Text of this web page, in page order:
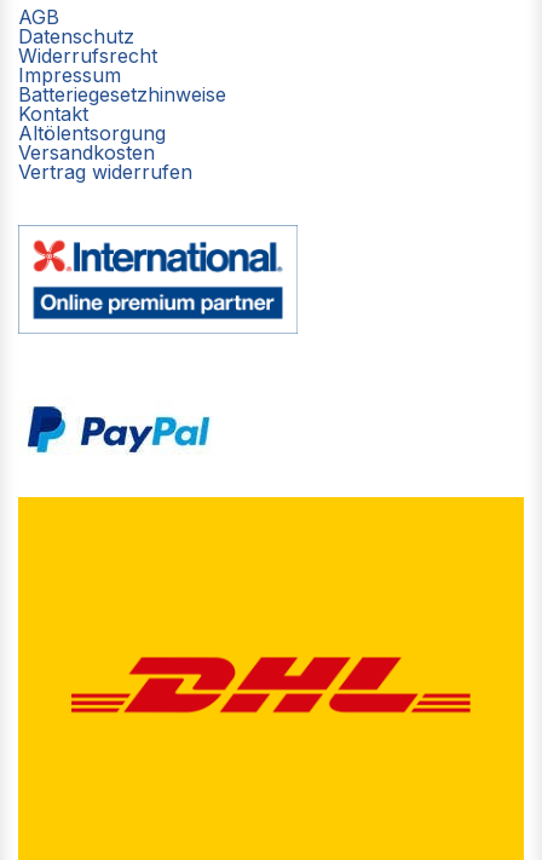
AGB
Datenschutz
Widerrufsrecht
Impressum
Batteriegesetzhinweise
Kontakt
Altölentsorgung
Versandkosten
Vertrag widerrufen